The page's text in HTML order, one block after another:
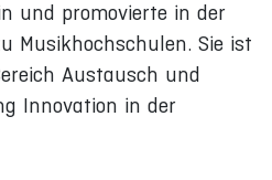
und promovierte in der
Musikhochschulen. Sie ist
Austausch und
Innovation in der